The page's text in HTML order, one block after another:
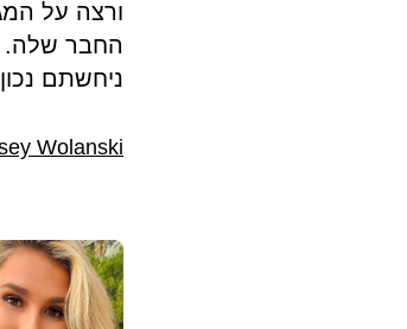
ורצה על
החבר שלה.
ניחשתם
Wolanski